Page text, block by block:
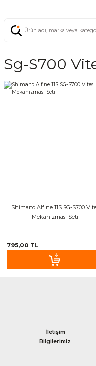
Sg-S700
Shimano Alfine 11S SG-S700
Mekanizması Seti
795,00 TL
İletişim
Bilgilerimiz